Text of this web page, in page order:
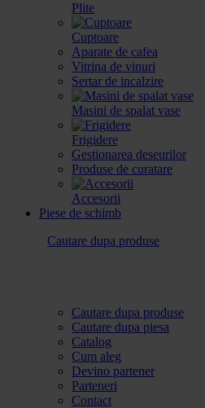
Plite
Cuptoare
Aparate de cafea
Vitrina de vinuri
Sertar de incalzire
Masini de spalat vase
Frigidere
Gestionarea deseurilor
Produse de curatare
Accesorii
Piese de schimb
Cautare dupa produse
Cautare dupa produse
Cautare dupa piesa
Catalog
Cum aleg
Devino partener
Parteneri
Contact